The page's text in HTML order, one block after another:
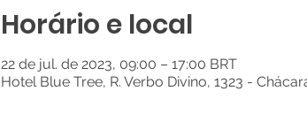
Horário e local
22 de jul. de 2023, 09:00 – 17:00 BRT
Hotel Blue Tree, R. Verbo Divino, 1323 -